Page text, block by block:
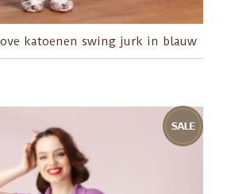
katoenen swing jurk in blauw